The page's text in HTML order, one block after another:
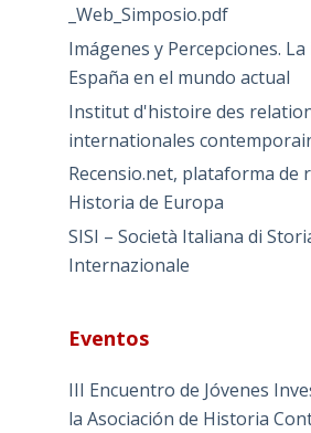
_Web_Simposio.pdf
Imágenes y Percepciones.
España en el mundo actual
Institut d'histoire des
internationales
Recensio.net, plataforma de
Historia de Europa
SISI – Società Italiana di
Internazionale
Eventos
III Encuentro de Jóvenes
la Asociación de Historia